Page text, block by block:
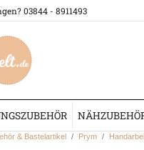
03844 - 8911493
& Bastelartikel Prym